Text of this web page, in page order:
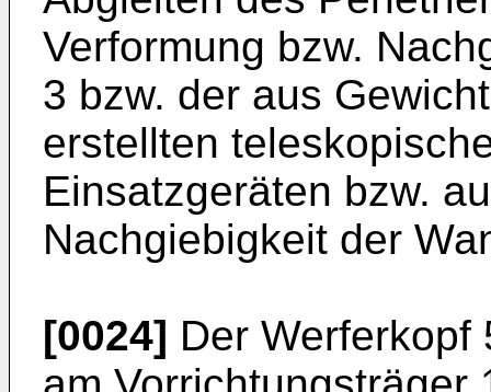
Verformung bzw.
3 bzw. der aus
erstellten
Einsatzgeräten bzw.
Nachgiebigkeit der
[0024] Der Werferkopf